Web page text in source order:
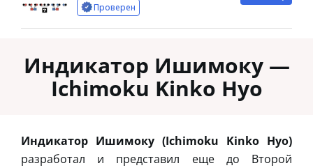
Проверен
Индикатор Ишимоку —
Ichimoku Kinko Hyo
Индикатор Ишимоку (Ichimoku Kinko Hyo)
разработал и представил еще до Второй